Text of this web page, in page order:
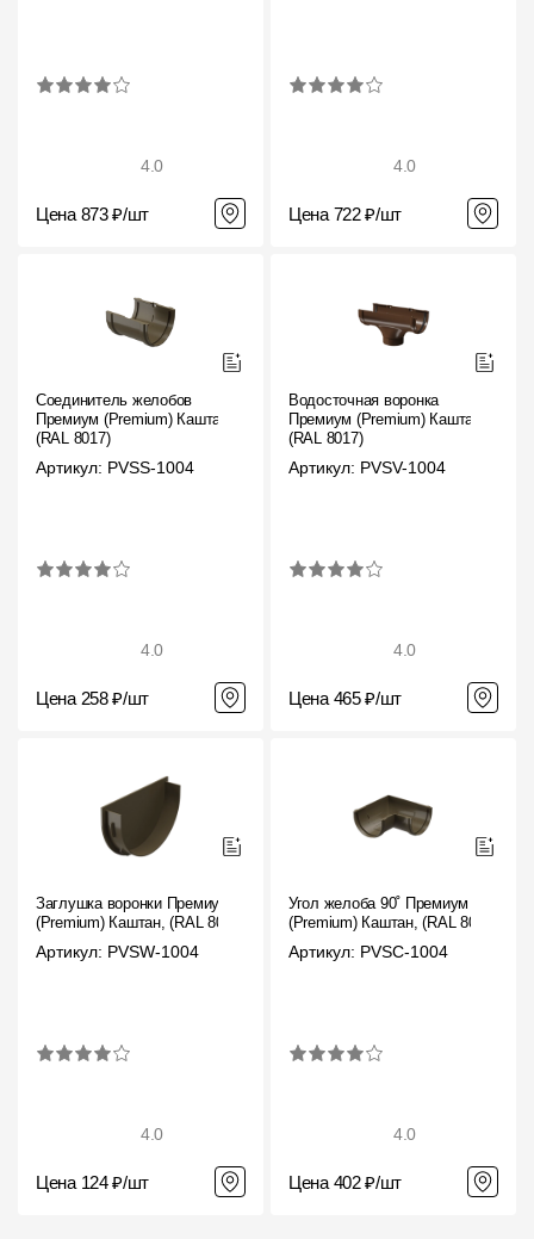
4.0
Цена 873 ₽/шт
4.0
Цена 722 ₽/шт
Соединитель желобов
Премиум (Premium) Каштан,
(RAL 8017)
Артикул: PVSS-1004
4.0
Цена 258 ₽/шт
Водосточная воронка
Премиум (Premium) Каштан,
(RAL 8017)
Артикул: PVSV-1004
4.0
Цена 465 ₽/шт
Заглушка воронки Премиум
(Premium) Каштан, (RAL 8017)
Артикул: PVSW-1004
4.0
Цена 124 ₽/шт
Угол желоба 90˚ Премиум
(Premium) Каштан, (RAL 8017)
Артикул: PVSC-1004
4.0
Цена 402 ₽/шт